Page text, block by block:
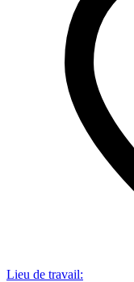
Lieu de travail: